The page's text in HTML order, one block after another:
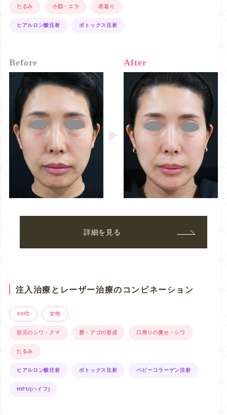
たるみ 小顔・エラ 若返り
ヒアルロン酸注射 ボトックス注射
Before After
詳細を見る
注入治療とレーザー治療のコンビネーション
50代 女性
目元のシワ・クマ 唇・アゴの形成 口周りの痩せ・シワ
たるみ
ヒアルロン酸注射 ボトックス注射 ベビーコラーゲン注射
HIFU(ハイフ)